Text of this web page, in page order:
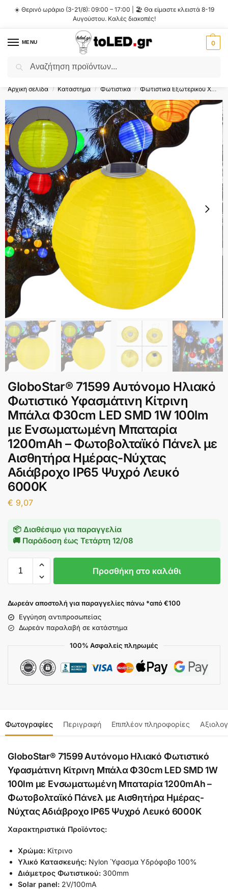
☀️ Θερινό ωράριο (3-21/8): 09:00 – 17:00 | 🏖️ Θα είμαστε κλειστά 8-19
Αυγούστου. Καλές διακοπές!
MENU 0
Flash Sale ⚡ 10% Έκπτωση με τον κωδικό
Αρχική σελίδα / Κατάστημα / Φωτιστικά / Φωτιστικά Εξωτερικού Χώρου
GloboStar® 71599 Αυτόνομο Ηλιακό
Φωτιστικό Υφασμάτινη Κίτρινη
Μπάλα Φ30cm LED SMD 1W 100lm
με Ενσωματωμένη Μπαταρία
1200mAh – Φωτοβολταϊκό Πάνελ με
Αισθητήρα Ημέρας-Νύχτας
Αδιάβροχο IP65 Ψυχρό Λευκό
6000K
€ 9,07
📦 Διαθέσιμο για παραγγελία
🚚 Παράδοση έως Τετάρτη 12/08
Προσθήκη στο καλάθι
Δωρεάν αποστολή για παραγγελίες πάνω *από €100
Εγγύηση αντιπροσωπείας
Δωρεάν παραλαβή σε κατάστημα
100% Ασφαλείς πληρωμές
Φωτογραφίες Περιγραφή Επιπλέον πληροφορίες
GloboStar® 71599 Αυτόνομο Ηλιακό Φωτιστικό
Υφασμάτινη Κίτρινη Μπάλα Φ30cm LED SMD 1W
100lm με Ενσωματωμένη Μπαταρία 1200mAh –
Φωτοβολταϊκό Πάνελ με Αισθητήρα Ημέρας-
Νύχτας Αδιάβροχο IP65 Ψυχρό Λευκό 6000K
Χαρακτηριστικά Προϊόντος:
Χρώμα: Κίτρινο
Υλικό Κατασκευής: Nylon Ύφασμα Υδρόφοβο 100%
Διάμετρος Φωτιστικού: 300mm
Solar panel: 2V/100mA